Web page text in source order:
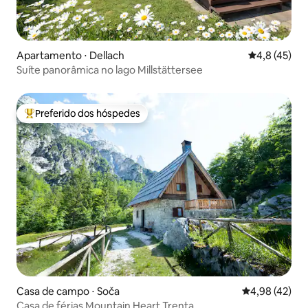
Apartamento ⋅ Dellach 4,8 de uma
4,8 (45)
Suíte panorâmica no lago Millstättersee
Entre os melhores preferidos dos hóspedes
Preferido dos hóspedes
Casa de campo ⋅ Soča 4,98 de uma
4,98 (42)